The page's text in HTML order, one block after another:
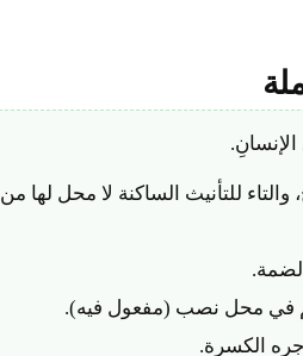
للتأنيث الساكنة لا محل لها من
في محل نصب (مفعول فيه).
الكسرة.